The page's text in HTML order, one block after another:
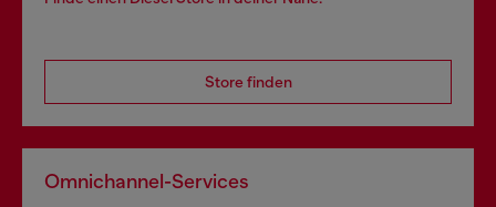
Store finden
Omnichannel-Services